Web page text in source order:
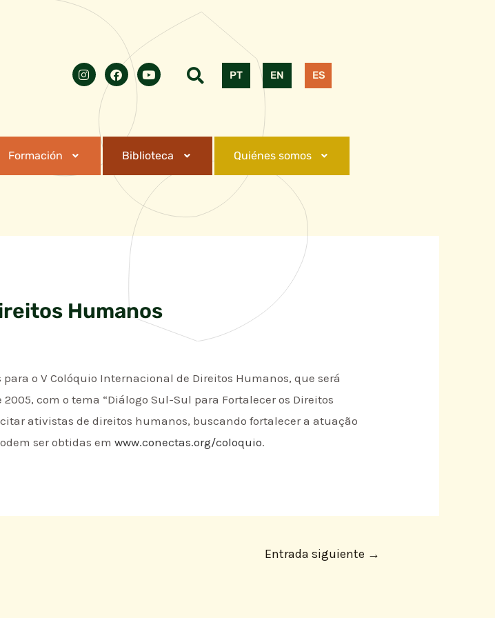
PT EN ES
Formación Biblioteca Quiénes somos
Humanos
o V Colóquio Internacional de Direitos Humanos, que será
com o tema “Diálogo Sul-Sul para Fortalecer os Direitos
ativistas de direitos huma­nos, buscando fortalecer a atuação
ser obtidas emwww.conectas.org/coloquio.
Entrada siguiente →